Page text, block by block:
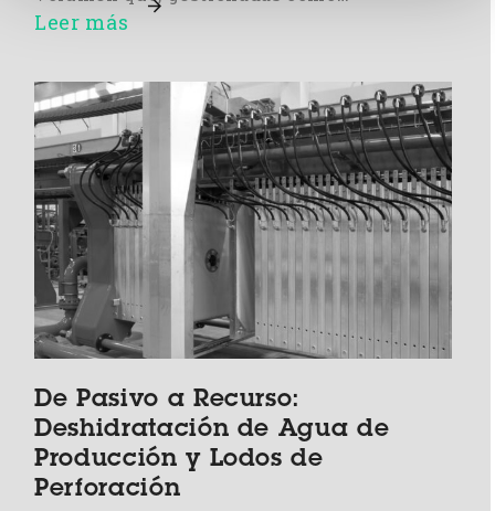
Leer más
De Pasivo a Recurso:
Deshidratación de Agua de
Producción y Lodos de
Perforación